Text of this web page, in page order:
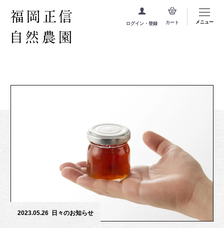
ログイン・登録 カート メニュー
2023.05.26 日々のお知らせ